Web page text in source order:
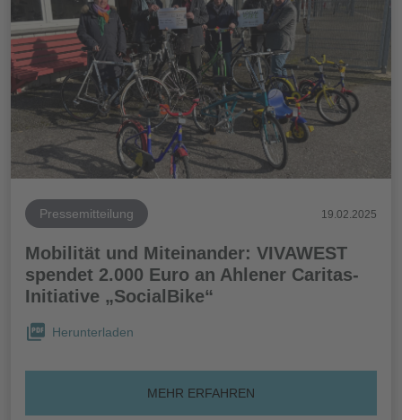
Pressemitteilung 19.02.2025
Mobilität und Miteinander: VIVAWEST
spendet 2.000 Euro an Ahlener Caritas-
Initiative „SocialBike“
Herunterladen
MEHR ERFAHREN